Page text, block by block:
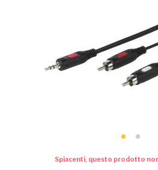
Spiacenti, questo prodotto